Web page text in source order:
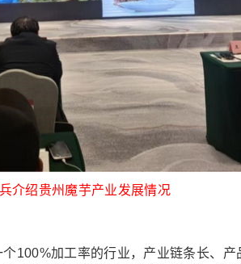
介绍贵州魔芋产业发展情况
加工率的行业，产业链条长、产